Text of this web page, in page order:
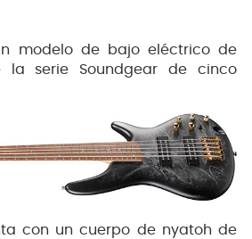
modelo de bajo eléctrico de
la serie Soundgear de cinco
con un cuerpo de nyatoh de